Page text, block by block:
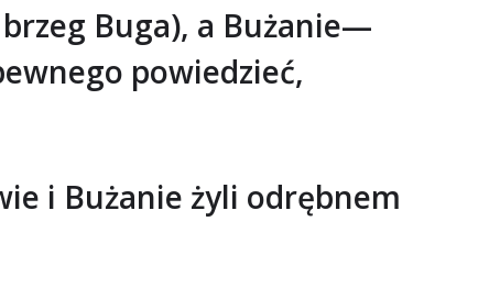
Buga), a Bużanie—
powiedzieć,
i Bużanie żyli odrębnem